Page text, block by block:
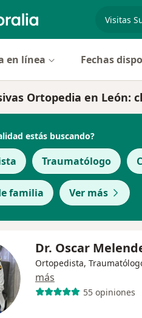
en línea Fechas
Ortopedia en León:
estás buscando?
Traumatólogo
familia Ver más
Dr. Oscar
Ortopedista,
más
55 opiniones